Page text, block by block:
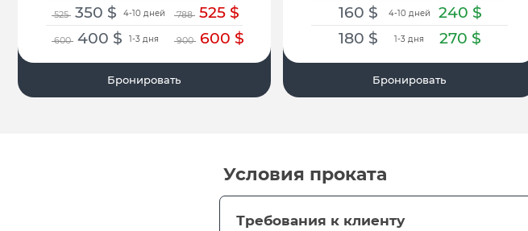
4-10 дней
525 350 $
1-3 дня
600 400 $
788 525 $
900 600 $
Бронировать
4-10 дней
160 $
1-3 дня
180 $
240 $
270 $
Бронировать
Условия проката
Требования к клиенту